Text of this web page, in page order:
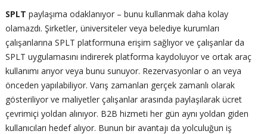
SPLT paylaşıma odaklanıyor – bunu kullanmak daha kolay
olamazdı. Şirketler, üniversiteler veya belediye kurumları
çalışanlarına SPLT platformuna erişim sağlıyor ve çalışanlar da
SPLT uygulamasını indirerek platforma kaydoluyor ve ortak araç
kullanımı arıyor veya bunu sunuyor. Rezervasyonlar o an veya
önceden yapılabiliyor. Varış zamanları gerçek zamanlı olarak
gösteriliyor ve maliyetler çalışanlar arasında paylaşılarak ücret
çevrimiçi yoldan alınıyor. B2B hizmeti her gün aynı yoldan giden
kullanıcıları hedef alıyor. Bunun bir avantajı da yolculuğun iş